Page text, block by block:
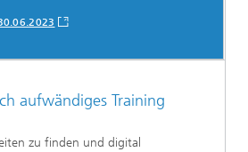
aufwändiges Training
zu finden und digital